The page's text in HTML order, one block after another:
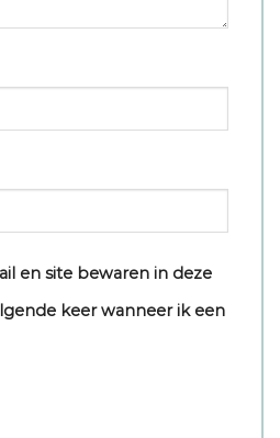
en site bewaren in deze
keer wanneer ik een